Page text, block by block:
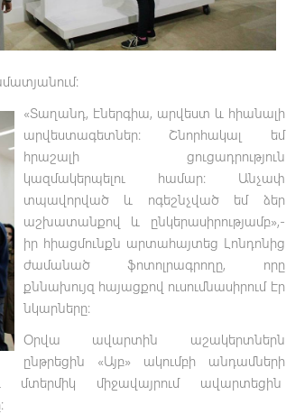
«Տաղանդ, էներգիա, արվեստ և հիանալի
արվեստագետներ։ Շնորհակալ եմ
հրաշալի ցուցադրություն
կազմակերպելու համար։ Անչափ
տպավորված և ոգեշնչված եմ ձեր
աշխատանքով և ընկերասիրությամբ»,-
իր հիացմունքն արտահայտեց Լոնդոնից
ժամանած ֆոտոլրագրողը, որը
քննախույզ հայացքով ուսումնասիրում էր
նկարները։
Օրվա ավարտին աշակերտներն
ընթրեցին «Այբ» ակումբի անդամների
միջավայրում ավարտեցին